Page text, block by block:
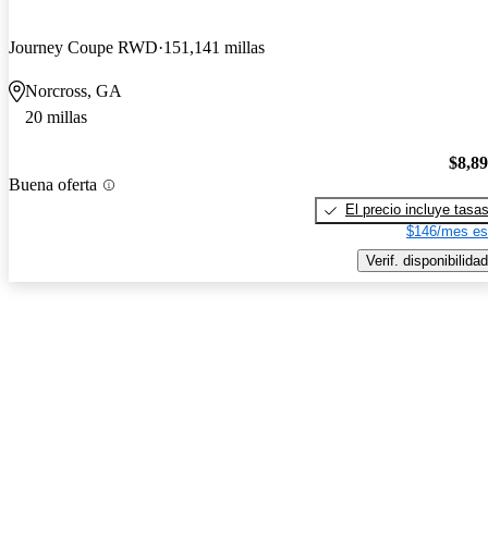
Journey Coupe RWD 151,141 millas
Norcross, GA
20 millas
Buena oferta
El precio incluye tasas
$146/mes
Verif. disponibilidad